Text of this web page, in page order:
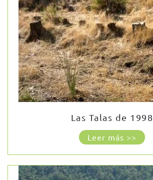
Las Talas de 1998
Leer más >>